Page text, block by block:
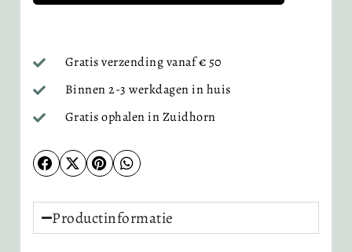
Gratis verzending vanaf € 50
Binnen 2-3 werkdagen in huis
Gratis ophalen in Zuidhorn
Productinformatie